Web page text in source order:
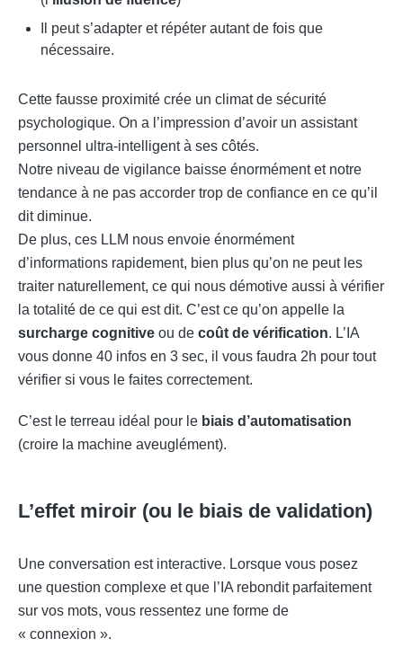
Il peut s’adapter et répéter autant de fois que
nécessaire.
Cette fausse proximité crée un climat de sécurité
psychologique. On a l’impression d’avoir un assistant
personnel ultra-intelligent à ses côtés.
Notre niveau de vigilance baisse énormément et notre
tendance à ne pas accorder trop de confiance en ce qu’il
dit diminue.
De plus, ces LLM nous envoie énormément
d’informations rapidement, bien plus qu’on ne peut les
traiter naturellement, ce qui nous démotive aussi à vérifier
la totalité de ce qui est dit. C’est ce qu’on appelle la
surcharge cognitive ou de coût de vérification. L’IA
vous donne 40 infos en 3 sec, il vous faudra 2h pour tout
vérifier si vous le faites correctement.
C’est le terreau idéal pour le biais d’automatisation
(croire la machine aveuglément).
L’effet miroir (ou le biais de validation)
Une conversation est interactive. Lorsque vous posez
une question complexe et que l’IA rebondit parfaitement
sur vos mots, vous ressentez une forme de
« connexion ».